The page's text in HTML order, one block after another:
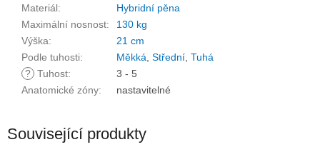
Materiál:
Hybridní pěna
Maximální nosnost:
130 kg
Výška:
21 cm
Podle tuhosti: Měkká Střední Tuhá
? Tuhost:
3 - 5
Anatomické zóny: nastavitelné
Související produkty